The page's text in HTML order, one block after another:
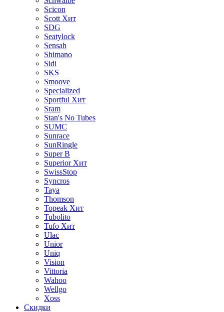
Scicon
Scott Хит
SDG
Seatylock
Sensah
Shimano
Sidi
SKS
Smoove
Specialized
Sportful Хит
Sram
Stan's No Tubes
SUMC
Sunrace
SunRingle
Super B
Superior Хит
SwissStop
Syncros
Taya
Thomson
Topeak Хит
Tubolito
Tufo Хит
Ulac
Unior
Uniq
Vision
Vittoria
Wahoo
Wellgo
Xoss
Скидки